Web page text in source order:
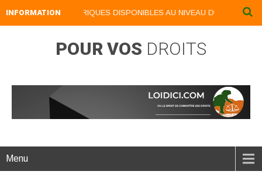
INFORMATION
NOS LIVRES NUMERIQUES DISPONIBLES AU NIVEAU DU MENU
POUR VOS DROITS
Menu